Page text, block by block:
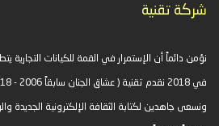
شركة تقنية
نؤمن دائماً أن الإستمرار في القمة للكيانات التجارية
ونسعى جاهدين لكتابة الثقافة الإلكترونية